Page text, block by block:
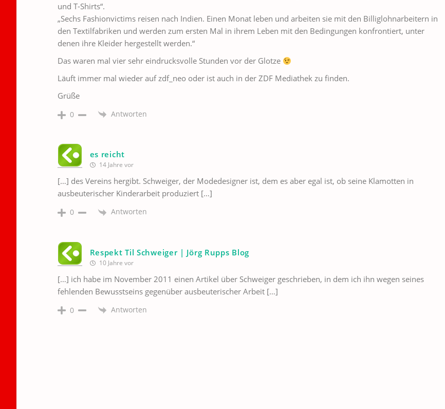
und T-Shirts“.
„Sechs Fashionvictims reisen nach Indien. Einen Monat leben und arbeiten sie mit den Billiglohnarbeitern in
den Textilfabriken und werden zum ersten Mal in ihrem Leben mit den Bedingungen konfrontiert, unter
denen ihre Kleider hergestellt werden.“
Das waren mal vier sehr eindrucksvolle Stunden vor der Glotze
Läuft immer mal wieder auf zdf_neo oder ist auch in der ZDF Mediathek zu finden.
Grüße
0 Antworten
es reicht
14 Jahre vor
[…] des Vereins hergibt. Schweiger, der Modedesigner ist, dem es aber egal ist, ob seine Klamotten in
ausbeuterischer Kinderarbeit produziert […]
0 Antworten
Respekt Til Schweiger | Jörg Rupps Blog
10 Jahre vor
[…] ich habe im November 2011 einen Artikel über Schweiger geschrieben, in dem ich ihn wegen seines
fehlenden Bewusstseins gegenüber ausbeuterischer Arbeit […]
0 Antworten